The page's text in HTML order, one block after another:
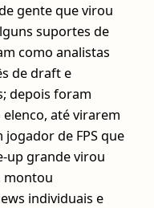
gente que virou
suportes de
como analistas
de draft e
depois foram
até virarem
de FPS que
up grande virou
montou
individuais e